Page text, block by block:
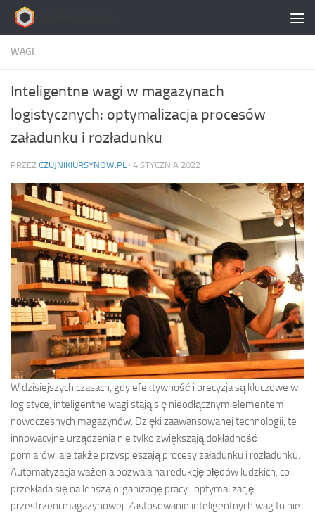
Skip to content
WAGI
Inteligentne wagi w magazynach
logistycznych: optymalizacja procesów
załadunku i rozładunku
PRZEZ CZUJNIKIURSYNOW.PL · 4 STYCZNIA 2022
W dzisiejszych czasach, gdy efektywność i precyzja są kluczowe w
logistyce, inteligentne wagi stają się nieodłącznym elementem
nowoczesnych magazynów. Dzięki zaawansowanej technologii, te
innowacyjne urządzenia nie tylko zwiększają dokładność
pomiarów, ale także przyspieszają procesy załadunku i rozładunku.
Automatyzacja ważenia pozwala na redukcję błędów ludzkich, co
przekłada się na lepszą organizację pracy i optymalizację
przestrzeni magazynowej. Zastosowanie inteligentnych wag to nie